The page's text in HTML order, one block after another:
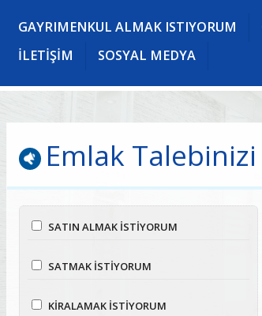
GAYRIMENKUL ALMAK ISTIYORUM
İLETİŞİM
SOSYAL MEDYA
Emlak
SATIN ALMAK İSTİYORUM
SATMAK İSTİYORUM
KİRALAMAK İSTİYORUM